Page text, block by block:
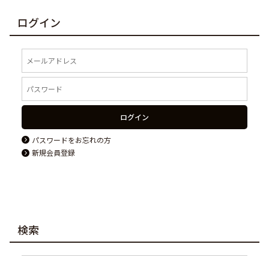
ログイン
ログイン
パスワードをお忘れの方
新規会員登録
検索